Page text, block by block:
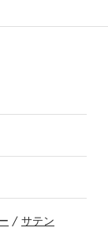
/ サテン